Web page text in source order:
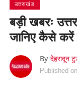
उत्तराखंड
बड़ी खबरः
जानिए कैसे करें
By देहरादून
Published on